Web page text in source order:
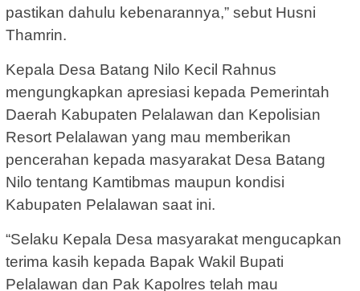
pastikan dahulu kebenarannya,” sebut Husni
Thamrin.
Kepala Desa Batang Nilo Kecil Rahnus
mengungkapkan apresiasi kepada Pemerintah
Daerah Kabupaten Pelalawan dan Kepolisian
Resort Pelalawan yang mau memberikan
pencerahan kepada masyarakat Desa Batang
Nilo tentang Kamtibmas maupun kondisi
Kabupaten Pelalawan saat ini.
“Selaku Kepala Desa masyarakat mengucapkan
terima kasih kepada Bapak Wakil Bupati
Pelalawan dan Pak Kapolres telah mau